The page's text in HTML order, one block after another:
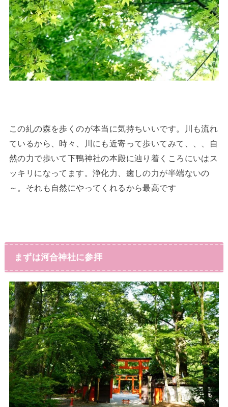
この糺の森を歩くのが本当に気持ちいいです。川も流れ
ているから、時々、川にも近寄って歩いてみて、、、自
然の力で歩いて下鴨神社の本殿に辿り着くころにいはス
ッキリになってます。浄化力、癒しの力が半端ないの
～。それも自然にやってくれるから最高です
まずは河合神社に参拝